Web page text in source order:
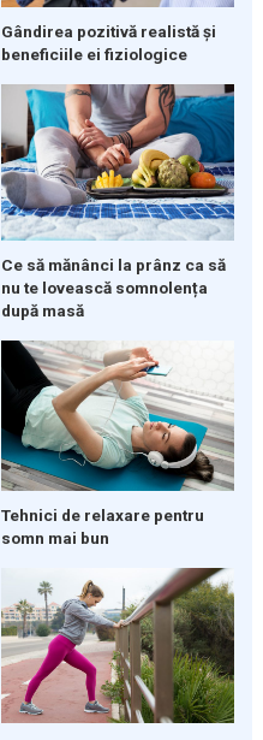
Gândirea pozitivă realistă și
beneficiile ei fiziologice
Ce să mănânci la prânz ca să
nu te lovească somnolența
după masă
Tehnici de relaxare pentru
somn mai bun